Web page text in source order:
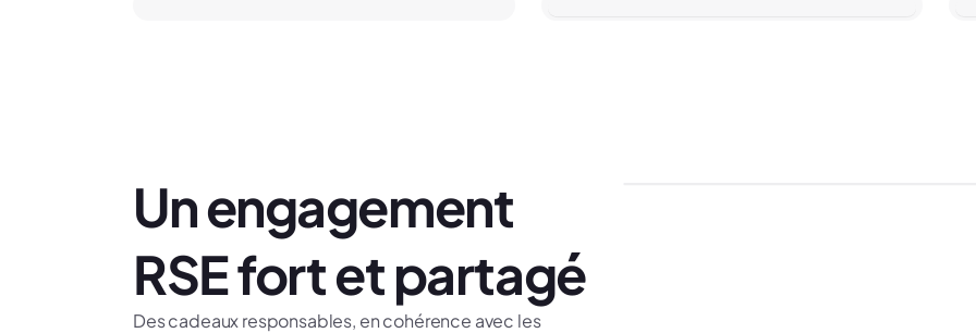
Un engagement
RSE fort et partagé
Des cadeaux responsables, en cohérence avec les